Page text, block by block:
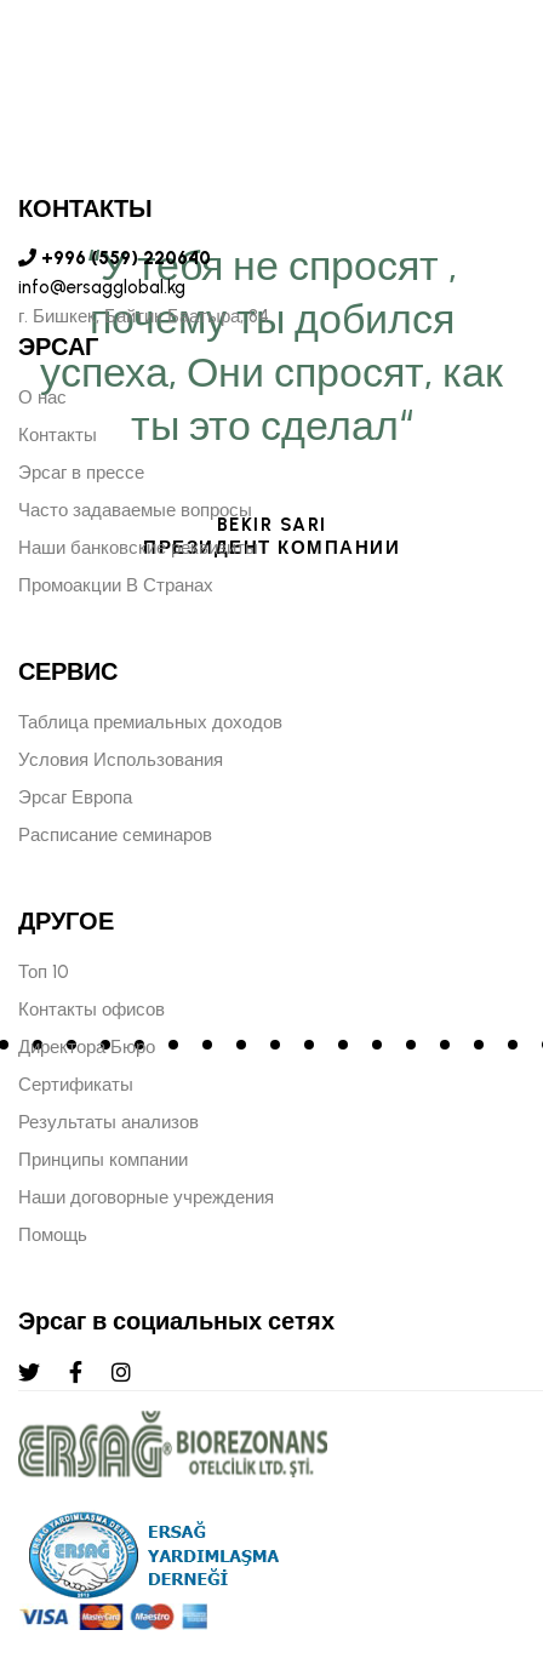
“У тебя не спросят ,
почему ты добился
успеха, Они спросят, как
ты это сделал“
BEKIR SARI
ПРЕЗИДЕНТ КОМПАНИИ
КОНТАКТЫ
+996 (559) 220640
info@ersagglobal.kg
г. ​Бишкек, Байтик Баатыра, 84
ЭРСАГ
О нас
Контакты
Эрсаг в прессе
Часто задаваемые вопросы
Наши банковские реквизиты
Промоакции В Странах
СЕРВИС
Таблица премиальных доходов
Условия Использования
Эрсаг Европа
Расписание семинаров
ДРУГОЕ
Топ 10
Контакты офисов
Директора Бюро
Сертификаты
Результаты анализов
Принципы компании
Наши договорные учреждения
Помощь
Эрсаг в социальных сетях